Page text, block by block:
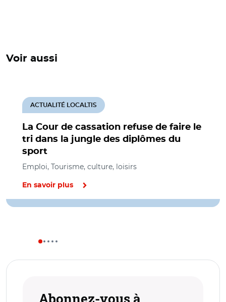
Voir aussi
La Cour de cassation refuse de faire le
tri dans la jungle des diplômes du
sport
ACTUALITÉ LOCALTIS
Emploi, Tourisme, culture, loisirs
En savoir plus
Abonnez-vous à